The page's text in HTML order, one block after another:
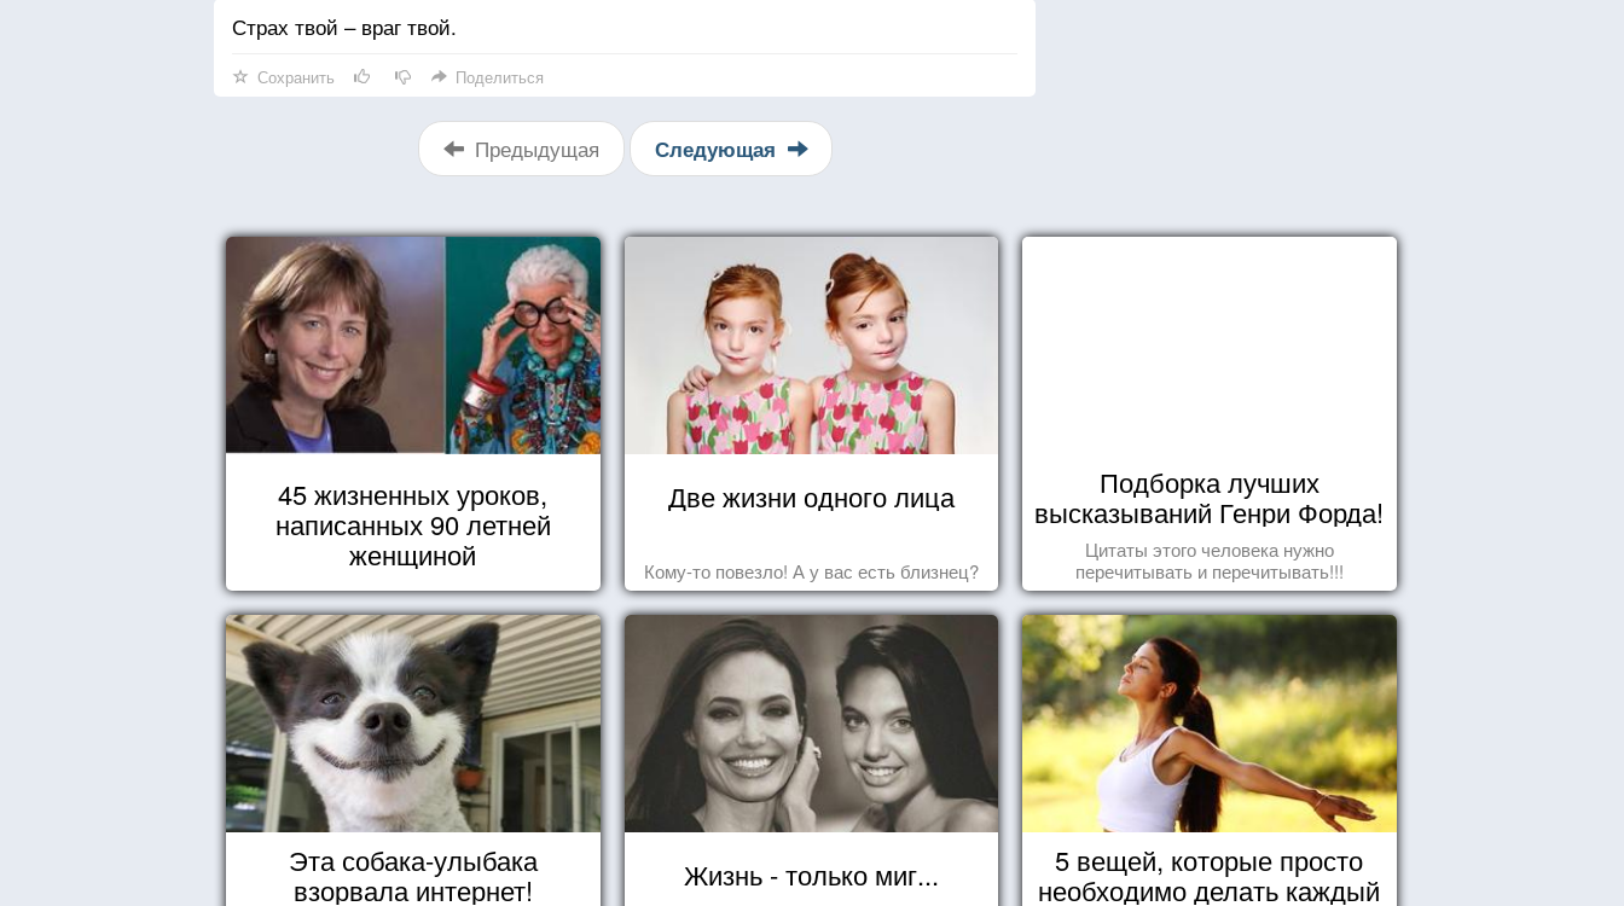
Страх твой – враг твой.
Сохранить Поделиться
Предыдущая Следующая
45 жизненных уроков,
написанных 90 летней
женщиной
Две жизни одного лица
Кому-то повезло! А у вас есть близнец?
Подборка лучших
высказываний Генри Форда!
Цитаты этого человека нужно
перечитывать и перечитывать!!!
Эта собака-улыбака
взорвала интернет!
Жизнь - только миг...
5 вещей, которые просто
необходимо делать каждый